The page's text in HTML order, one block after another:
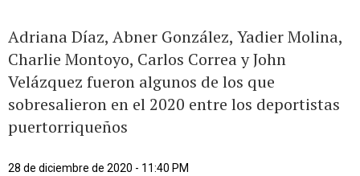
Adriana Díaz, Abner González, Yadier Molina,
Charlie Montoyo, Carlos Correa y John
Velázquez fueron algunos de los que
sobresalieron en el 2020 entre los deportistas
puertorriqueños
28 de diciembre de 2020 - 11:40 PM